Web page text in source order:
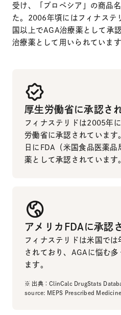
受け、「プロペシア」の商品
た。2006年頃にはフィナステ
国以上でAGA治療薬として承
治療薬として用いられています
厚生労働省に承認さ
フィナステリドは2005年
労働省に承認されていま
日にFDA（米国食品医薬
薬として承認されています
アメリカFDAに承認
フィナステリドは米国で
されており、AGAに悩む
ます。
※ 出典：ClinCalc DrugStats
source: MEPS Prescribed